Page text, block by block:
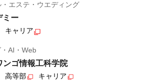
エステ・ウエディング
ミー
キャリア
AI・Web
ゴ情報工科学院
高等部 キャリア